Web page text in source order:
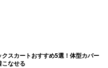
スカートおすすめ5選！体型カバー
こなせる